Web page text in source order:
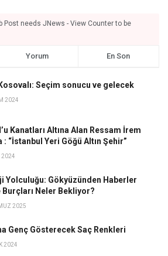
Post needs JNews - View Counter to be
Yorum En Son
Seçim sonucu ve gelecek
2024
Kanatları Altına Alan Ressam İrem
: “İstanbul Yeri Göğü Altın Şehir”
2024
Yolculuğu: Gökyüzünden Haberler
Burçları Neler Bekliyor?
2025
Genç Gösterecek Saç Renkleri
2024